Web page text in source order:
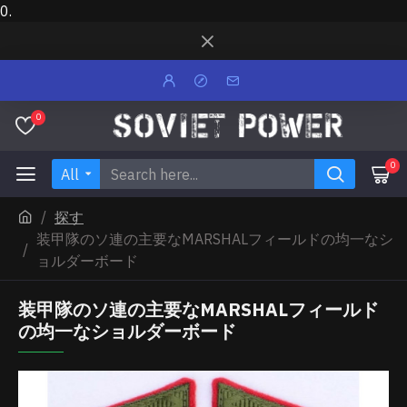
0.
0
All 0
探す
装甲隊のソ連の主要なMARSHALフィールドの均一なシ
ョルダーボード
装甲隊のソ連の主要なMARSHALフィールド
の均一なショルダーボード